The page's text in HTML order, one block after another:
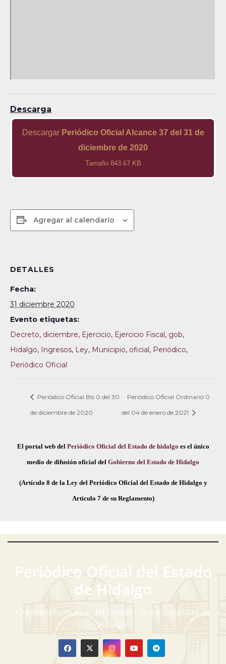
Descarga
Descargar Periódico Oficial Alcance 37 del 31 de
diciembre de 2020
Tamaño 843.67 KB
Agregar al calendario
DETALLES
Fecha:
31 diciembre 2020
Evento etiquetas:
Decreto, diciembre, Ejercicio, Ejercicio Fiscal, gob,
Hidalgo, Ingresos, Ley, Municipio, oficial, Periódico,
Periódico Oficial
Periódico Oficial Bis 0 del 30
de diciembre de 2020
Periódico Oficial Ordinario 0
del 04 de enero de 2021
El portal web del Periódico Oficial del Estado de hidalgo es el único
medio de difusión oficial del Gobierno del Estado de Hidalgo
(Artículo 8 de la Ley del Periódico Oficial del Estado de Hidalgo y
Artículo 7 de su Reglamento)
Periódico Oficial del Estado
de Hidalgo
Órgano informativo del Estado Libre y Soberano de
Hidalgo